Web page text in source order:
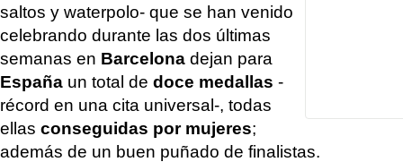
saltos y waterpolo- que se han venido
celebrando durante las dos últimas
semanas en Barcelona dejan para
España un total de doce medallas -
récord en una cita universal-, todas
ellas conseguidas por mujeres;
además de un buen puñado de finalistas.